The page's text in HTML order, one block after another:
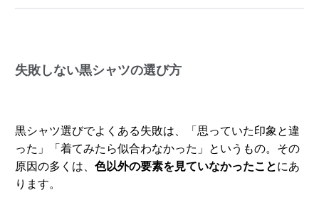
失敗しない黒シャツの選び方
黒シャツ選びでよくある失敗は、「思っていた印象と違
った」「着てみたら似合わなかった」というもの。その
原因の多くは、 色以外の要素を見ていなかったことにあ
ります。